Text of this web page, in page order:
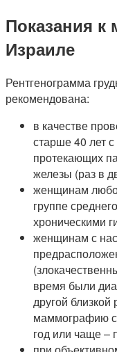
Показания
Израиле
Рентгенограмма
рекомендована:
в качестве
старше 40 лет
протекающих
железы (раз в
женщинам
группе
хроническими
женщинам с
время были
другой
маммографию
год или чаще –